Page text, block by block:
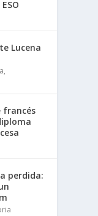
Lucena
,
francés
perdida: